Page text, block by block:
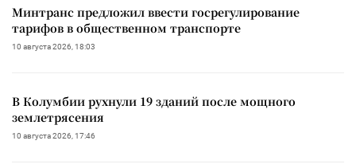
Минтранс предложил ввести госрегулирование
тарифов в общественном транспорте
10 августа 2026, 18:03
В Колумбии рухнули 19 зданий после мощного
землетрясения
10 августа 2026, 17:46